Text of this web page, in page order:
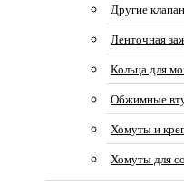
Другие
Ленточная
Кольца для
Обжимные
Хомуты и
Хомуты для